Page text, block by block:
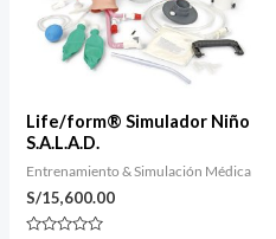
Life/form® Simulador Niño
S.A.L.A.D.
Entrenamiento & Simulación Médica
S/15,600.00